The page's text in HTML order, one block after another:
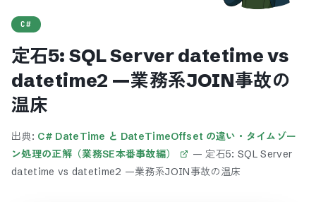
C#
定石5: SQL Server datetime vs
datetime2 —業務系JOIN事故の
温床
出典: C# DateTime と DateTimeOffset の違い・タイムゾー
ン処理の正解（業務SE本番事故編）
— 定石5: SQL Server
datetime vs datetime2 —業務系JOIN事故の温床